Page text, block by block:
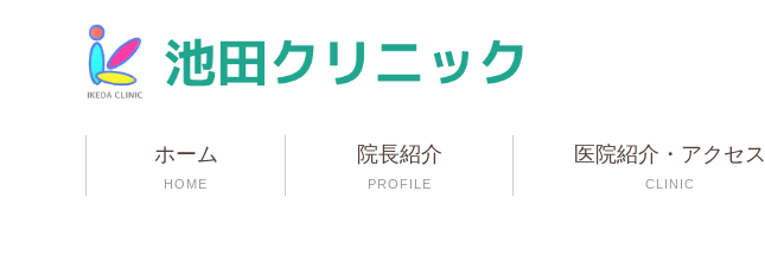
ホーム
HOME
院長紹介
PROFILE
医院紹介・アクセス
CLINIC